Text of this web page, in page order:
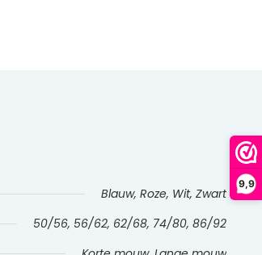
9,9
Blauw, Roze, Wit, Zwart
50/56, 56/62, 62/68, 74/80, 86/92